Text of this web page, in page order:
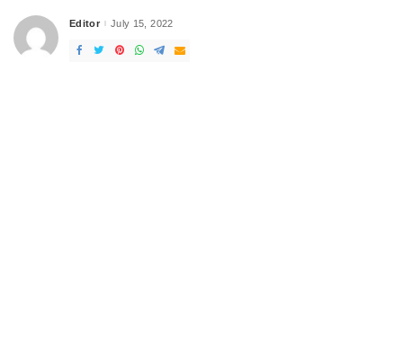
Posted
Editor July 15, 2022